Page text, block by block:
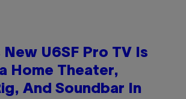
New U6SF Pro TV Is
Home Theater,
And Soundbar In